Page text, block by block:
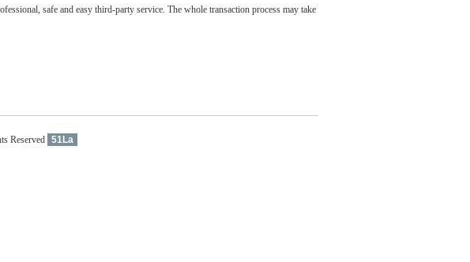
safe and easy third-party service. The whole transaction process may take
Reserved 51La